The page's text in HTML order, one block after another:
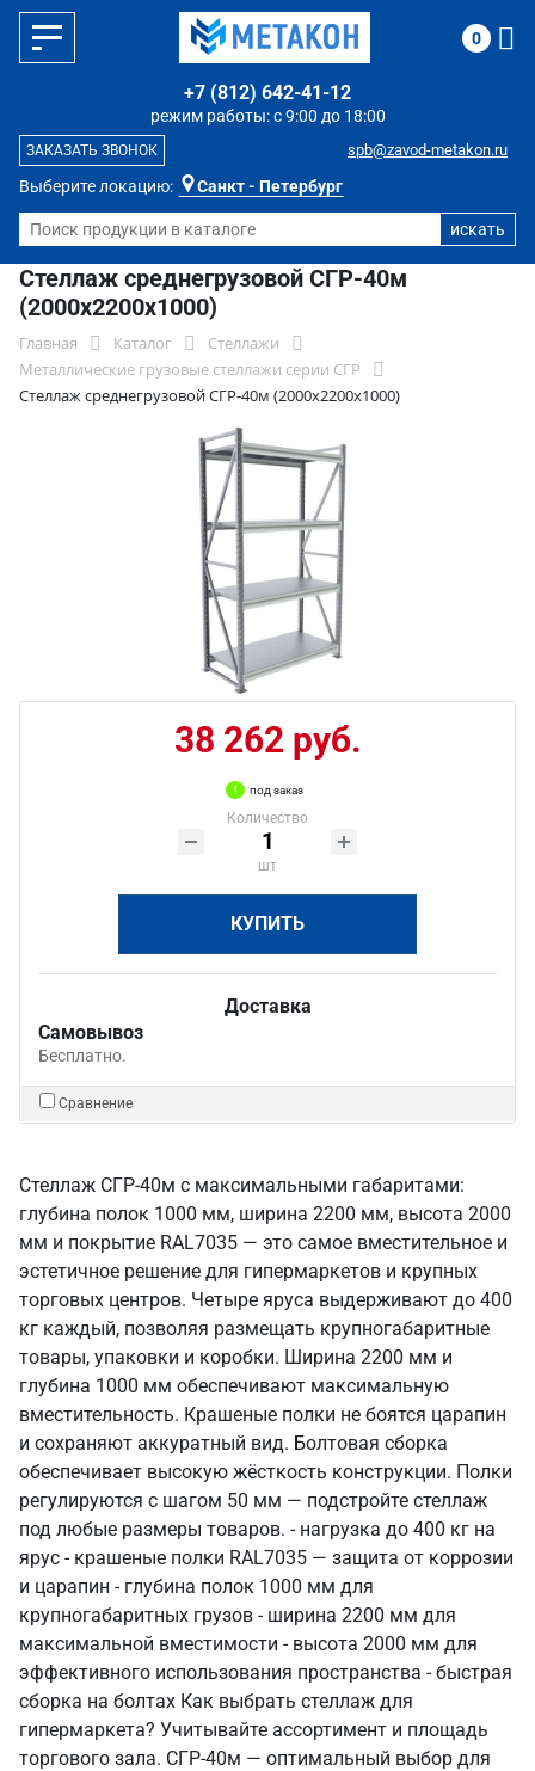
Выберите локацию: Санкт - Петербург
режим работы: с 9:00 до 18:00
+7 (812) 642-41-12
spb@zavod-metakon.ru
ЗАКАЗАТЬ ЗВОНОК
0
Стеллаж среднегрузовой СГР-40м
(2000х2200х1000)
Главная Каталог
Стеллажи
Металлические грузовые стеллажи серии СГР
Стеллаж среднегрузовой СГР-40м (2000х2200х1000)
38 262 руб.
под заказ
Количество
шт
КУПИТЬ
Доставка
Самовывоз
Бесплатно.
Сравнение
Стеллаж СГР-40м с максимальными габаритами:
глубина полок 1000 мм, ширина 2200 мм, высота 2000
мм и покрытие RAL7035 — это самое вместительное и
эстетичное решение для гипермаркетов и крупных
торговых центров. Четыре яруса выдерживают до 400
кг каждый, позволяя размещать крупногабаритные
товары, упаковки и коробки. Ширина 2200 мм и
глубина 1000 мм обеспечивают максимальную
вместительность. Крашеные полки не боятся царапин
и сохраняют аккуратный вид. Болтовая сборка
обеспечивает высокую жёсткость конструкции. Полки
регулируются с шагом 50 мм — подстройте стеллаж
под любые размеры товаров. - нагрузка до 400 кг на
ярус - крашеные полки RAL7035 — защита от коррозии
и царапин - глубина полок 1000 мм для
крупногабаритных грузов - ширина 2200 мм для
максимальной вместимости - высота 2000 мм для
эффективного использования пространства - быстрая
сборка на болтах Как выбрать стеллаж для
гипермаркета? Учитывайте ассортимент и площадь
торгового зала. СГР-40м — оптимальный выбор для